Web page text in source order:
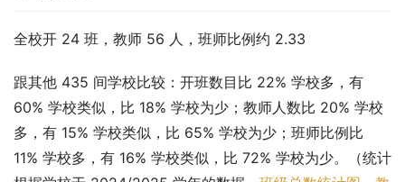
全校开 24 班，教师 56 人，班师比例约 2.33
跟其他 435 间学校比较：开班数目比 22% 学校多，有
60% 学校类似，比 18% 学校为少；教师人数比 20% 学校
多，有 15% 学校类似，比 65% 学校为少；班师比例比
11% 学校多，有 16% 学校类似，比 72% 学校为少。（统计